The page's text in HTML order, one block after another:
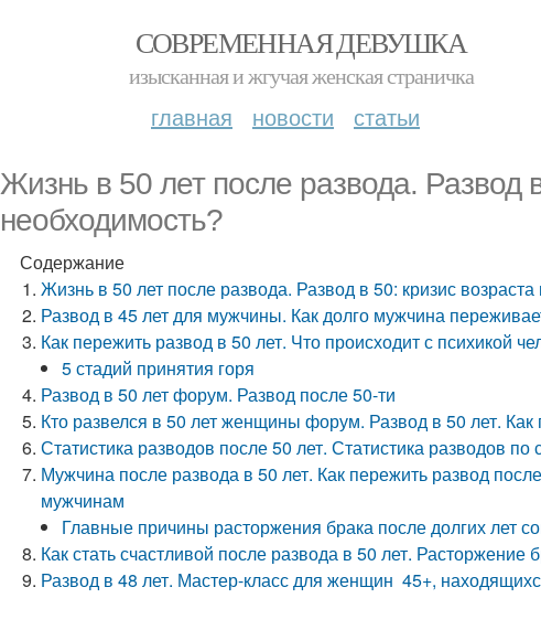
СОВРЕМЕННАЯ ДЕВУШКА
изысканная и жгучая женская страничка
главная новости статьи
Жизнь в 50 лет после развода. Развод
необходимость?
Содержание
Жизнь в 50 лет после развода. Развод в 50: кризис
Развод в 45 лет для мужчины. Как долго мужчина
Как пережить развод в 50 лет. Что происходит с психикой
5 стадий принятия горя
Развод в 50 лет форум. Развод после 50-ти
Кто развелся в 50 лет женщины форум. Развод в 50 лет. Как
Статистика разводов после 50 лет. Статистика разводов
Мужчина после развода в 50 лет. Как пережить развод
мужчинам
Главные причины расторжения брака после долгих лет
Как стать счастливой после развода в 50 лет. Расторжение
Развод в 48 лет. Мастер-класс для женщин 45+,